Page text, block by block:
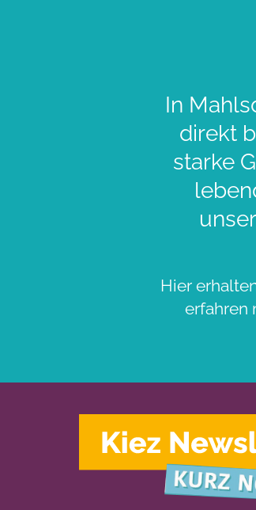
In
direkt
starke
Hier
erfahren